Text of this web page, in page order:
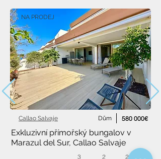
NA PRODEJ
Dům
Callao Salvaje 580 000€
Exkluzivní přímořský bungalov v
Marazul del Sur, Callao Salvaje
3 2 222 m²